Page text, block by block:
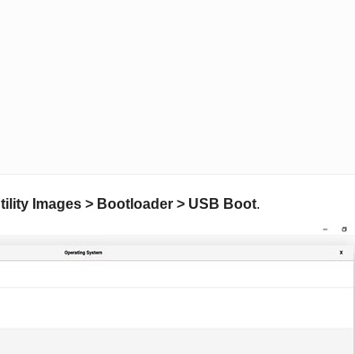
Images > Bootloader > USB Boot.